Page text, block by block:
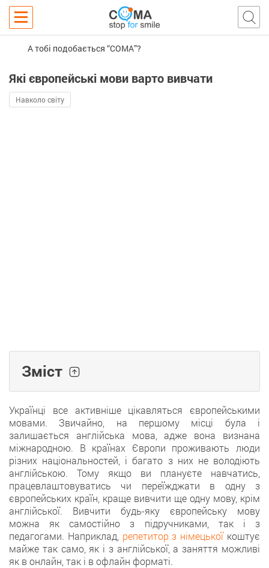
А тобі подобається “COMA”?
Які європейські мови варто вивчати
Навколо світу
Зміст
Українці все активніше цікавляться європейськими
мовами. Звичайно, на першому місці була і
залишається англійська мова, адже вона визнана
міжнародною. В країнах Європи проживають люди
різних національностей, і багато з них не володіють
англійською. Тому якщо ви плануєте навчатись,
працевлаштовуватись чи переїжджати в одну з
європейських країн, краще вивчити ще одну мову, крім
англійської. Вивчити будь-яку європейську мову
можна як самостійно з підручниками, так і з
педагогами. Наприклад, репетитор з німецької коштує
майже так само, як і з англійської, а заняття можливі
як в онлайн, так і в офлайн форматі.